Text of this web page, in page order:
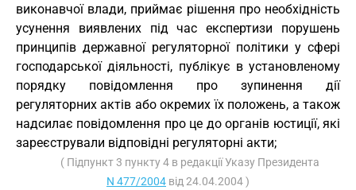
виконавчої влади, приймає рішення про необхідність
усунення виявлених під час експертизи порушень
принципів державної регуляторної політики у сфері
господарської діяльності, публікує в установленому
порядку повідомлення про зупинення дії
регуляторних актів або окремих їх положень, а також
надсилає повідомлення про це до органів юстиції, які
зареєстрували відповідні регуляторні акти;
( Підпункт 3 пункту 4 в редакції Указу Президента
N 477/2004 від 24.04.2004 )